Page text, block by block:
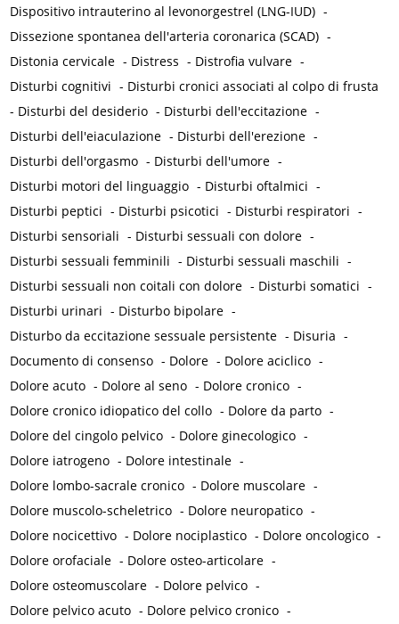
Dispositivo intrauterino al levonorgestrel (LNG-IUD) -
Dissezione spontanea dell'arteria coronarica (SCAD) -
Distonia cervicale - Distress - Distrofia vulvare -
Disturbi cognitivi - Disturbi cronici associati al colpo di frusta
- Disturbi del desiderio - Disturbi dell'eccitazione -
Disturbi dell'eiaculazione - Disturbi dell'erezione -
Disturbi dell'orgasmo - Disturbi dell'umore -
Disturbi motori del linguaggio - Disturbi oftalmici -
Disturbi peptici - Disturbi psicotici - Disturbi respiratori -
Disturbi sensoriali - Disturbi sessuali con dolore -
Disturbi sessuali femminili - Disturbi sessuali maschili -
Disturbi sessuali non coitali con dolore - Disturbi somatici -
Disturbi urinari - Disturbo bipolare -
Disturbo da eccitazione sessuale persistente - Disuria -
Documento di consenso - Dolore - Dolore aciclico -
Dolore acuto - Dolore al seno - Dolore cronico -
Dolore cronico idiopatico del collo - Dolore da parto -
Dolore del cingolo pelvico - Dolore ginecologico -
Dolore iatrogeno - Dolore intestinale -
Dolore lombo-sacrale cronico - Dolore muscolare -
Dolore muscolo-scheletrico - Dolore neuropatico -
Dolore nocicettivo - Dolore nociplastico - Dolore oncologico -
Dolore orofaciale - Dolore osteo-articolare -
Dolore osteomuscolare - Dolore pelvico -
Dolore pelvico acuto - Dolore pelvico cronico -